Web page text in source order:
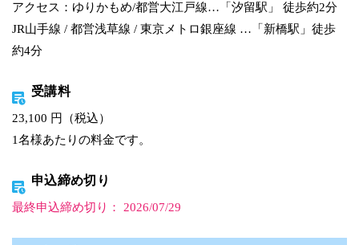
アクセス：ゆりかもめ/都営大江戸線…「汐留駅」 徒歩約2分
JR山手線 / 都営浅草線 / 東京メトロ銀座線 …「新橋駅」徒歩
約4分
受講料
23,100 円（税込）
1名様あたりの料金です。
申込締め切り
最終申込締め切り： 2026/07/29